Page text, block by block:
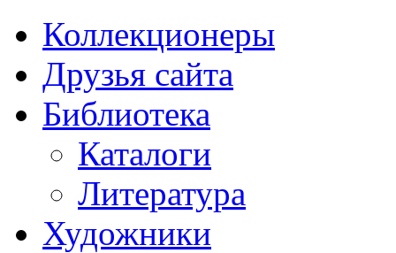
Коллекционеры
Друзья сайта
Библиотека
Каталоги
Литература
Художники